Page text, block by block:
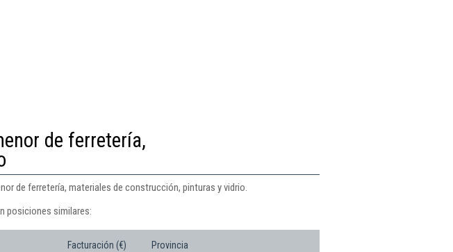
de ferretería,
de ferretería, materiales de construcción, pinturas y vidrio.
posiciones similares:
Facturación (€) Provincia